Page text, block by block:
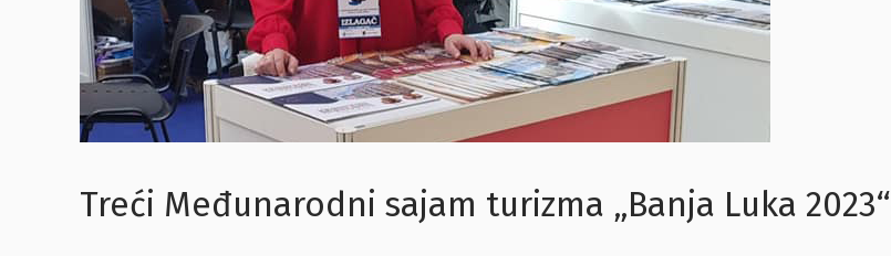
Treći Međunarodni sajam turizma „Banja Luka 2023“